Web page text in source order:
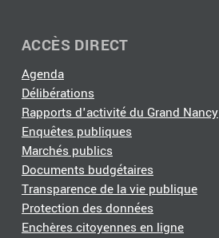
ACCÈS DIRECT
Agenda
Délibérations
Rapports d'activité du Grand Nancy
Enquêtes publiques
Marchés publics
Documents budgétaires
Transparence de la vie publique
Protection des données
Enchères citoyennes en ligne